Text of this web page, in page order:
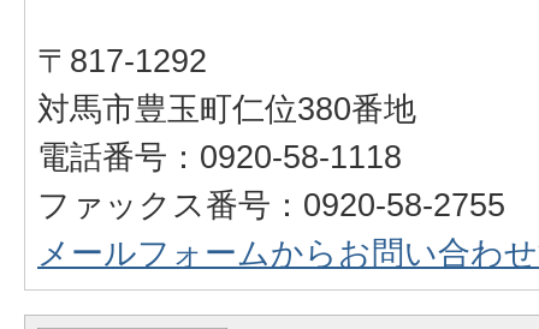
〒817-1292
対馬市豊玉町仁位380番地
電話番号：0920-58-1118
ファックス番号：0920-58-2755
メールフォームからお問い合わ